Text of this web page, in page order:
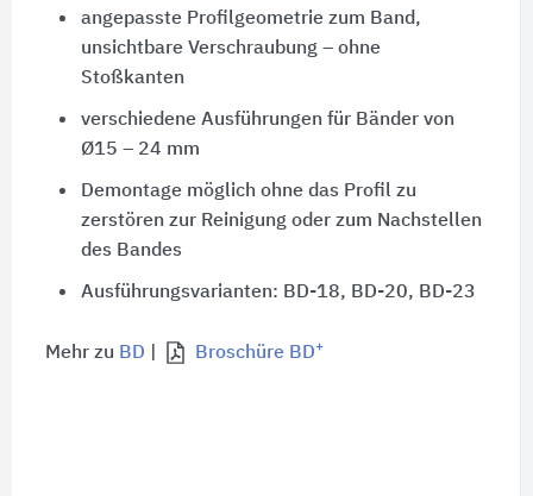
angepasste Profilgeometrie zum Band,
unsichtbare Verschraubung – ohne
Stoßkanten
verschiedene Ausführungen für Bänder von
Ø15 – 24 mm
Demontage möglich ohne das Profil zu
zerstören zur Reinigung oder zum Nachstellen
des Bandes
Ausführungsvarianten: BD-18, BD-20, BD-23
Mehr zu BD Broschüre BD+